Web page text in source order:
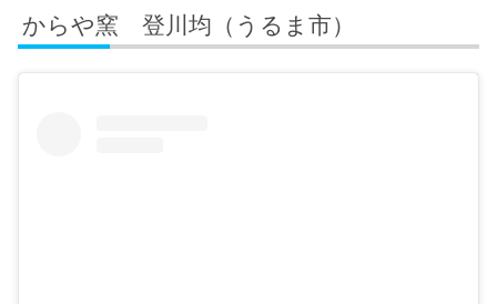
からや窯 登川均（うるま市）